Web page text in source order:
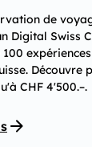
de
Digital Swiss
Découvre
CHF 4'500.–.